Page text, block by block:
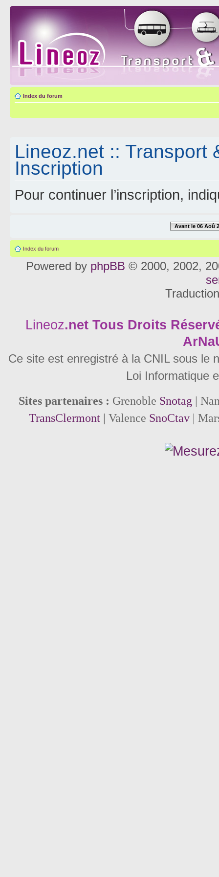
Index du forum
Lineoz.net :: Transport
Inscription
Pour continuer l’inscription,
Avant le 06 Aoû
Index du forum
Powered by phpBB © 2000, 2002,
Lineoz.net Tous Droits
Ce site est enregistré à la CNIL sous le
Loi Informatique
Sites partenaires : Grenoble Snotag |
TransClermont| Valence SnoCtav|